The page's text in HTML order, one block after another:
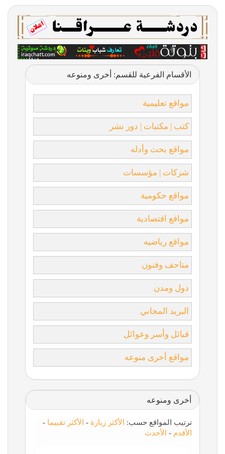
الأقسام الفرعية للقسم: أخرى ومنوعه
مواقع تعليمية
كتب | مكتبات | دور نشر
مواقع بحث وأدله
شركات | مؤسسات
مواقع حكومية
مواقع اقتصادية
مواقع رياضيه
متاحف وفنون
دول ومدن
البريد المجاني
قبائل وأسر وعوائل
مواقع أخرى منوعه
أخرى ومنوعه
ترتيب المواقع حسب: الأكثر زيارة - الأكثر تقييما -
الأقدم - الأحدث